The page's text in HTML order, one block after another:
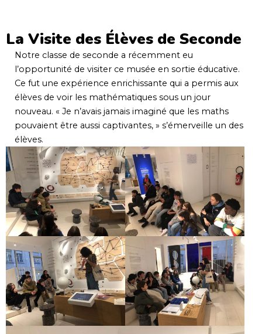
La Visite des Élèves de Seconde
Notre classe de seconde a récemment eu
l’opportunité de visiter ce musée en sortie éducative.
Ce fut une expérience enrichissante qui a permis aux
élèves de voir les mathématiques sous un jour
nouveau. « Je n’avais jamais imaginé que les maths
pouvaient être aussi captivantes, » s’émerveille un des
élèves.